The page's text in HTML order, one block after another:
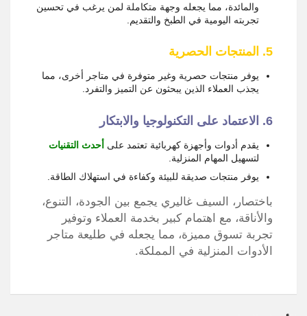
والمائدة، مما يجعله وجهة متكاملة لمن يرغب في تحسين
تجربته اليومية في الطبخ والتقديم.
5. المنتجات الحصرية
يوفر منتجات حصرية وغير متوفرة في متاجر أخرى، مما
يجذب العملاء الذين يبحثون عن التميز والتفرد.
6. الاعتماد على التكنولوجيا والابتكار
يقدم أدوات وأجهزة كهربائية تعتمد على أحدث التقنيات
لتسهيل المهام المنزلية.
يوفر منتجات صديقة للبيئة وكفاءة في استهلاك الطاقة.
باختصار، السيف غاليري يجمع بين الجودة، التنوع،
والأناقة، مع اهتمام كبير بخدمة العملاء وتوفير
تجربة تسوق مميزة، مما يجعله في طليعة متاجر
الأدوات المنزلية في المملكة.